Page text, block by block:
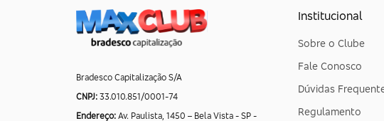
DPaschoal
Localiza
Grid Motors
Bradesco Capitalização S/A
CNPJ: 33.010.851/0001-74
Endereço: Av. Paulista, 1450 – Bela Vista - SP -
Institucional
Sobre o Clube
Fale Conosco
Dúvidas
Regulamento